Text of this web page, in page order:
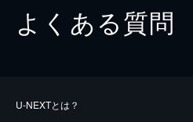
よくある質問
U-NEXTとは？